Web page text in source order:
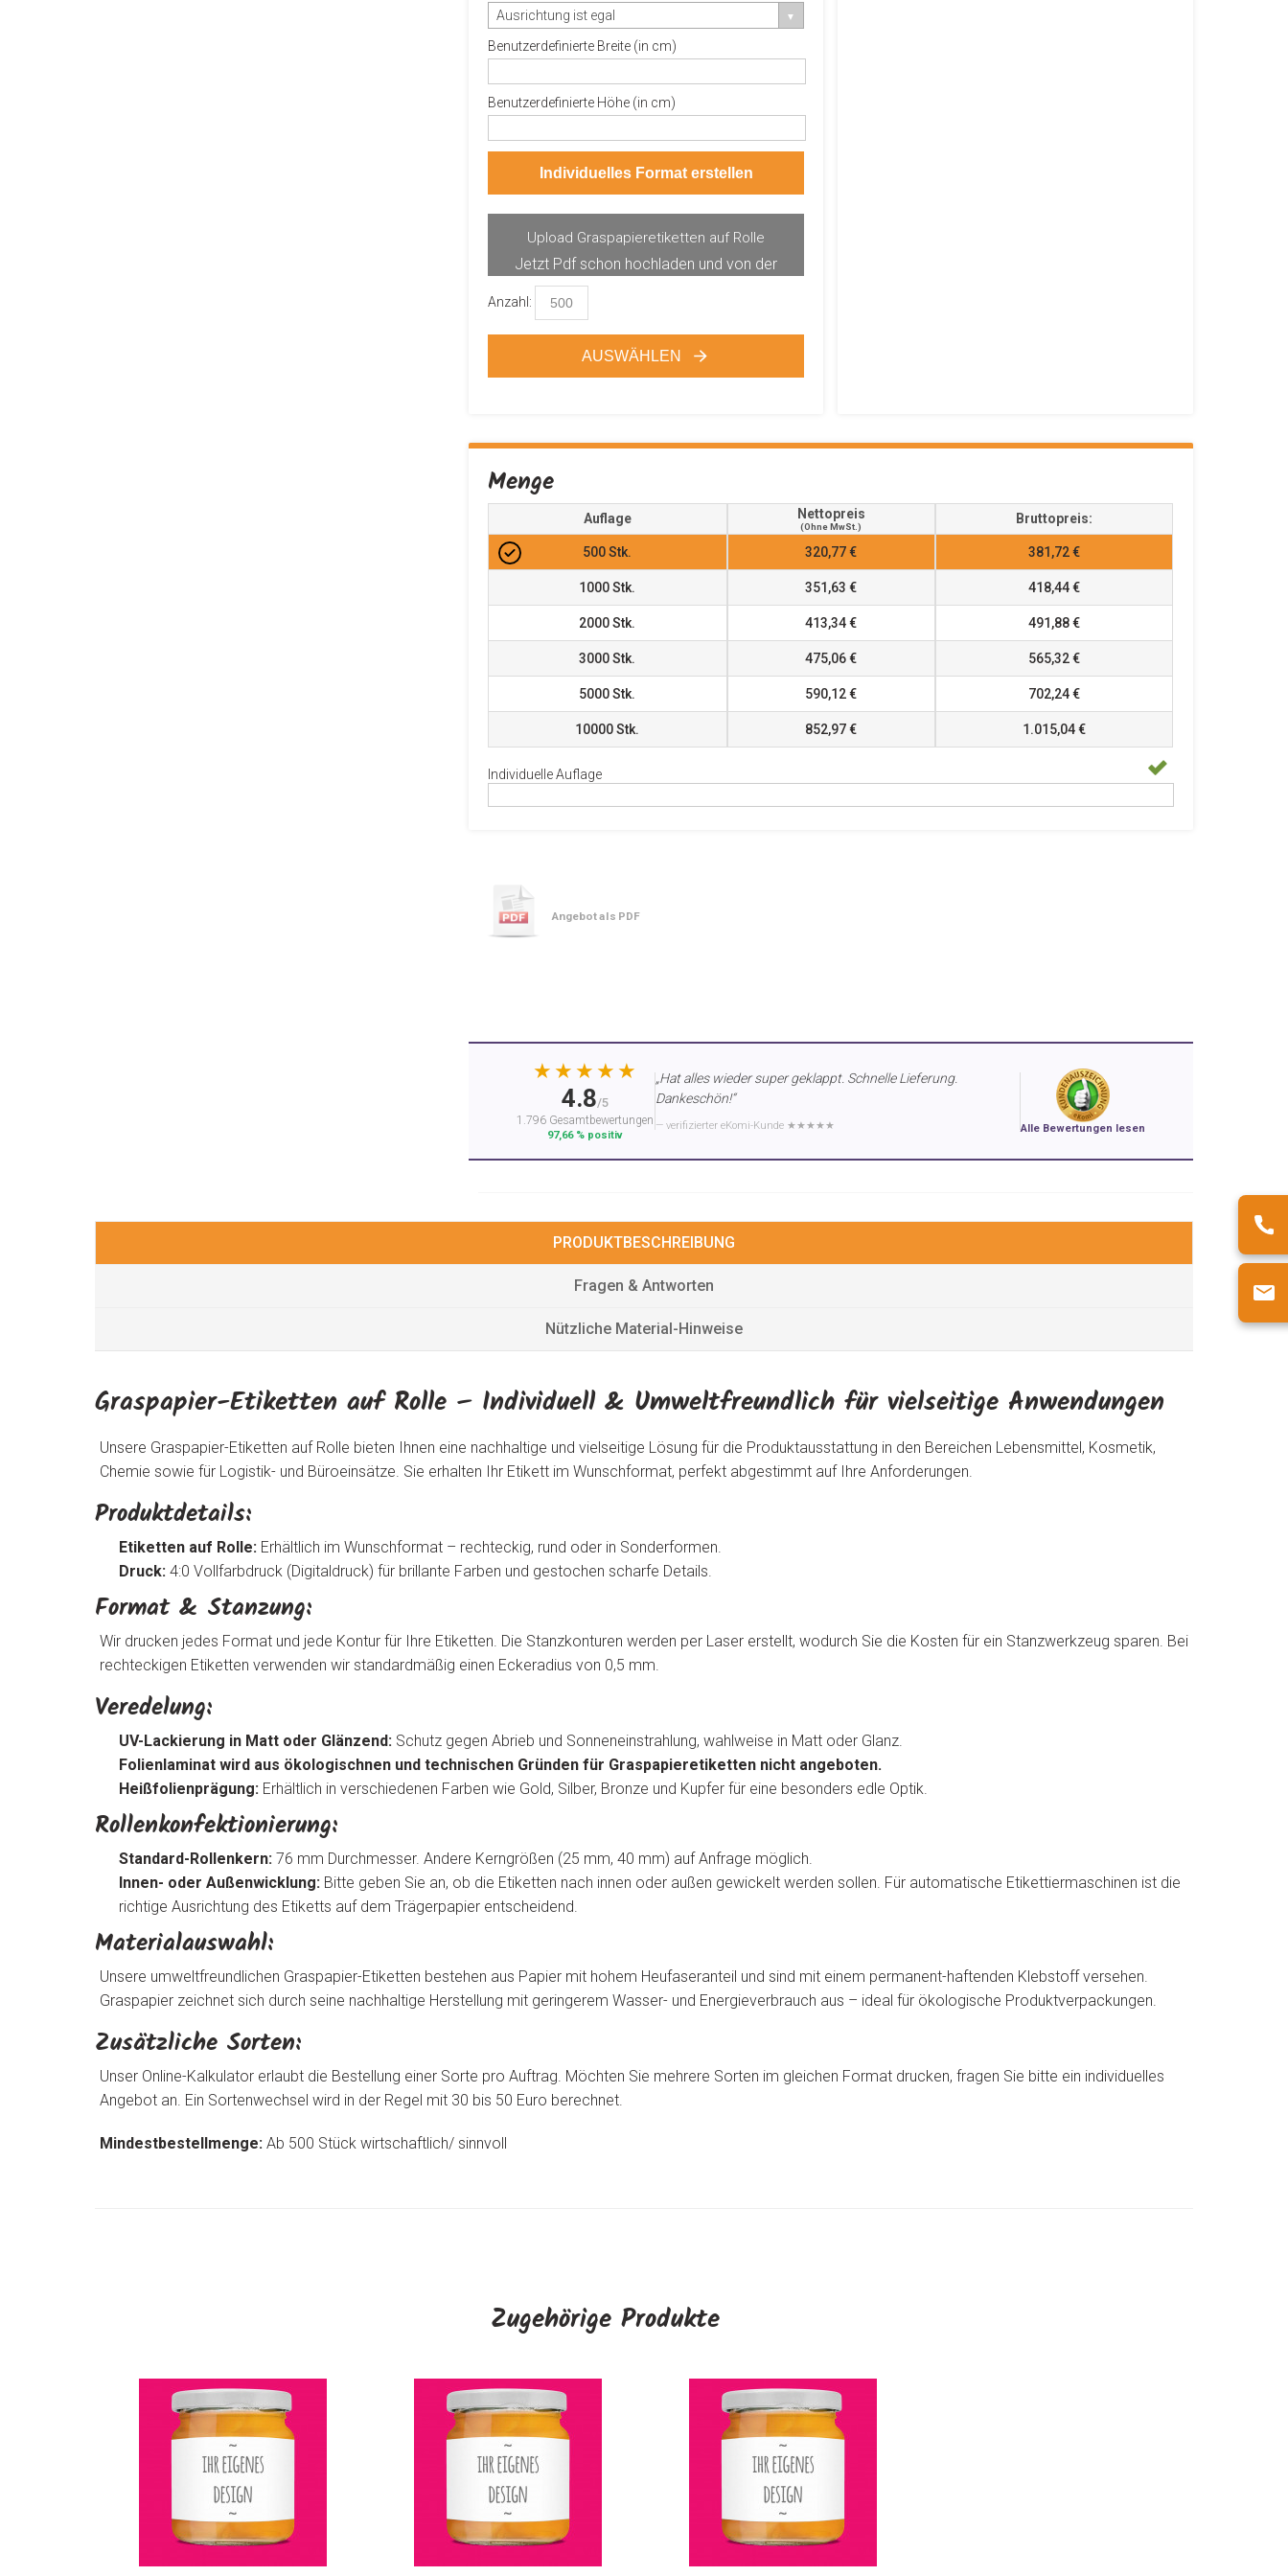
Ausrichtung ist egal
Benutzerdefinierte Breite (in cm)
Benutzerdefinierte Höhe (in cm)
Individuelles Format erstellen
Upload Graspapieretiketten auf Rolle
Jetzt Pdf schon hochladen und von der
Produktvorschau profitieren.
Anzahl:
AUSWÄHLEN
Menge
Auflage Nettopreis
(ohne MwSt.)
Bruttopreis:
500Stk. 320,77 € 381,72 €
1000Stk. 351,63 € 418,44 €
2000Stk. 413,34 € 491,88 €
3000Stk. 475,06 € 565,32 €
5000Stk. 590,12 € 702,24 €
10000Stk. 852,97 € 1.015,04 €
Individuelle Auflage
Angebot als PDF
★★★★★
4.8/5
1.796 Gesamtbewertungen
97,66 % positiv
„Hat alles wieder super geklappt. Schnelle Lieferung.
Dankeschön!“
— verifizierter eKomi-Kunde ★★★★★ Alle Bewertungen lesen
PRODUKTBESCHREIBUNG
Fragen & Antworten
Nützliche Material-Hinweise
Graspapier-Etiketten auf Rolle – Individuell & Umweltfreundlich für vielseitige Anwendungen
Unsere Graspapier-Etiketten auf Rolle bieten Ihnen eine nachhaltige und vielseitige Lösung für die Produktausstattung in den Bereichen Lebensmittel, Kosmetik,
Chemie sowie für Logistik- und Büroeinsätze. Sie erhalten Ihr Etikett im Wunschformat, perfekt abgestimmt auf Ihre Anforderungen.
Produktdetails:
Etiketten auf Rolle: Erhältlich im Wunschformat – rechteckig, rund oder in Sonderformen.
Druck: 4:0 Vollfarbdruck (Digitaldruck) für brillante Farben und gestochen scharfe Details.
Format & Stanzung:
Wir drucken jedes Format und jede Kontur für Ihre Etiketten. Die Stanzkonturen werden per Laser erstellt, wodurch Sie die Kosten für ein Stanzwerkzeug sparen. Bei
rechteckigen Etiketten verwenden wir standardmäßig einen Eckeradius von 0,5 mm.
Veredelung:
UV-Lackierung in Matt oder Glänzend: Schutz gegen Abrieb und Sonneneinstrahlung, wahlweise in Matt oder Glanz.
Folienlaminat wird aus ökologischnen und technischen Gründen für Graspapieretiketten nicht angeboten.
Heißfolienprägung: Erhältlich in verschiedenen Farben wie Gold, Silber, Bronze und Kupfer für eine besonders edle Optik.
Rollenkonfektionierung:
Standard-Rollenkern: 76 mm Durchmesser. Andere Kerngrößen (25 mm, 40 mm) auf Anfrage möglich.
Innen- oder Außenwicklung: Bitte geben Sie an, ob die Etiketten nach innen oder außen gewickelt werden sollen. Für automatische Etikettiermaschinen ist die
richtige Ausrichtung des Etiketts auf dem Trägerpapier entscheidend.
Materialauswahl:
Unsere umweltfreundlichen Graspapier-Etiketten bestehen aus Papier mit hohem Heufaseranteil und sind mit einem permanent-haftenden Klebstoff versehen.
Graspapier zeichnet sich durch seine nachhaltige Herstellung mit geringerem Wasser- und Energieverbrauch aus – ideal für ökologische Produktverpackungen.
Zusätzliche Sorten:
Unser Online-Kalkulator erlaubt die Bestellung einer Sorte pro Auftrag. Möchten Sie mehrere Sorten im gleichen Format drucken, fragen Sie bitte ein individuelles
Angebot an. Ein Sortenwechsel wird in der Regel mit 30 bis 50 Euro berechnet.
Mindestbestellmenge: Ab 500 Stück wirtschaftlich/ sinnvoll
Zugehörige Produkte